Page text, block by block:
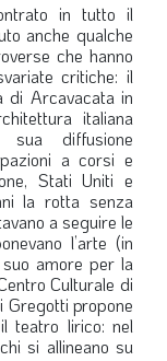
in tutto il
anche qualche
che hanno
critiche: il
di Arcavacata in
italiana
diffusione
a corsi e
Stati Uniti e
la rotta senza
a seguire le
l’arte (in
amore per la
Culturale di
Gregotti propone
teatro lirico: nel
si allineano su